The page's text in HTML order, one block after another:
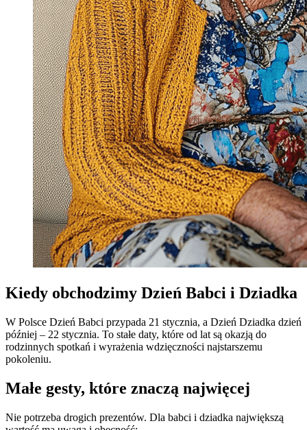
Kiedy obchodzimy Dzień Babci i Dziadka
W Polsce Dzień Babci przypada 21 stycznia, a Dzień Dziadka dzień
później – 22 stycznia. To stałe daty, które od lat są okazją do
rodzinnych spotkań i wyrażenia wdzięczności najstarszemu
pokoleniu.
Małe gesty, które znaczą najwięcej
Nie potrzeba drogich prezentów. Dla babci i dziadka największą